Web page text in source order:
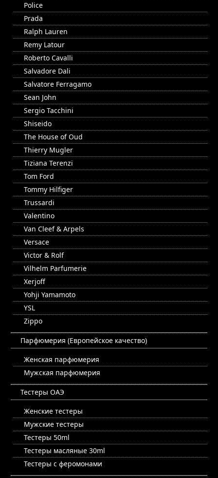
Police
Prada
Ralph Lauren
Remy Latour
Roberto Cavalli
Salvadore Dali
Salvatore Ferragamo
Sean John
Sergio Tacchini
Shiseido
The House of Oud
Thierry Mugler
Tiziana Terenzi
Tom Ford
Tommy Hilfiger
Trussardi
Valentino
Van Cleef & Arpels
Versace
Victor & Rolf
Vilhelm Parfumerie
Xerjoff
Yohji Yamamoto
YSL
Zippo
Парфюмерия (Европейское качество)
Женская парфюмерия
Мужская парфюмерия
Тестеры ОАЭ
Женские тестеры
Мужские тестеры
Тестеры 50ml
Тестеры масляные 30ml
Тестеры с феромонами